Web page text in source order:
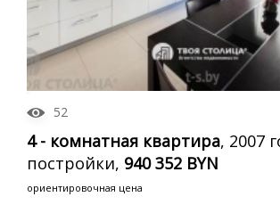
52
4 - комнатная квартира, 2007
постройки, 940 352 BYN
ориентировочная цена